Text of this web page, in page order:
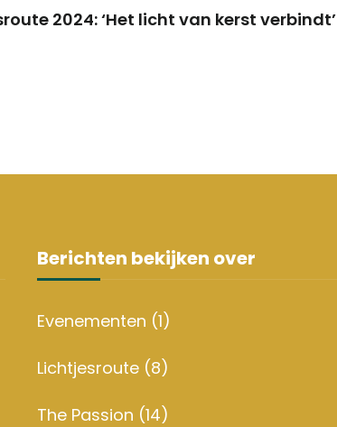
2024: ‘Het licht van kerst verbindt’
Berichten bekijken over
Evenementen (1)
Lichtjesroute(8)
The Passion (14)